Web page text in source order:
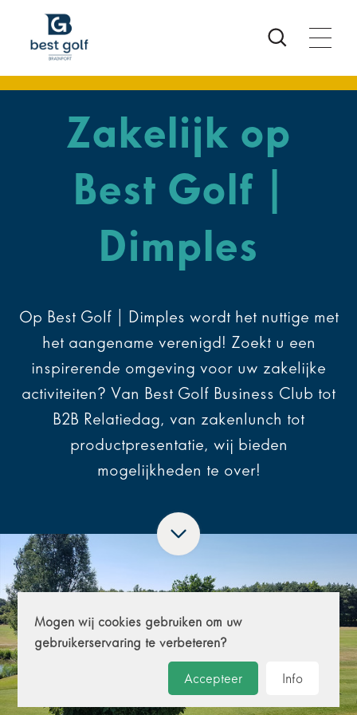
Zakelijk op
Best Golf |
Dimples
Op Best Golf | Dimples wordt het nuttige met
het aangename verenigd! Zoekt u een
inspirerende omgeving voor uw zakelijke
activiteiten? Van Best Golf Business Club tot
B2B Relatiedag, van zakenlunch tot
productpresentatie, wij bieden
mogelijkheden te over!
Mogen wij cookies gebruiken om uw
gebruikerservaring te verbeteren?
Accepteer Info